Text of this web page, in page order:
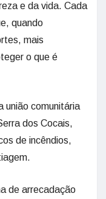
e da vida. Cada
quando
mais
o que é
união comunitária
dos Cocais,
de incêndios,
de arrecadação